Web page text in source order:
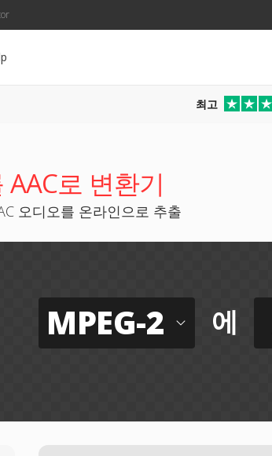
최고
AAC로 변환기
오디오를 온라인으로 추출
MPEG-2 에